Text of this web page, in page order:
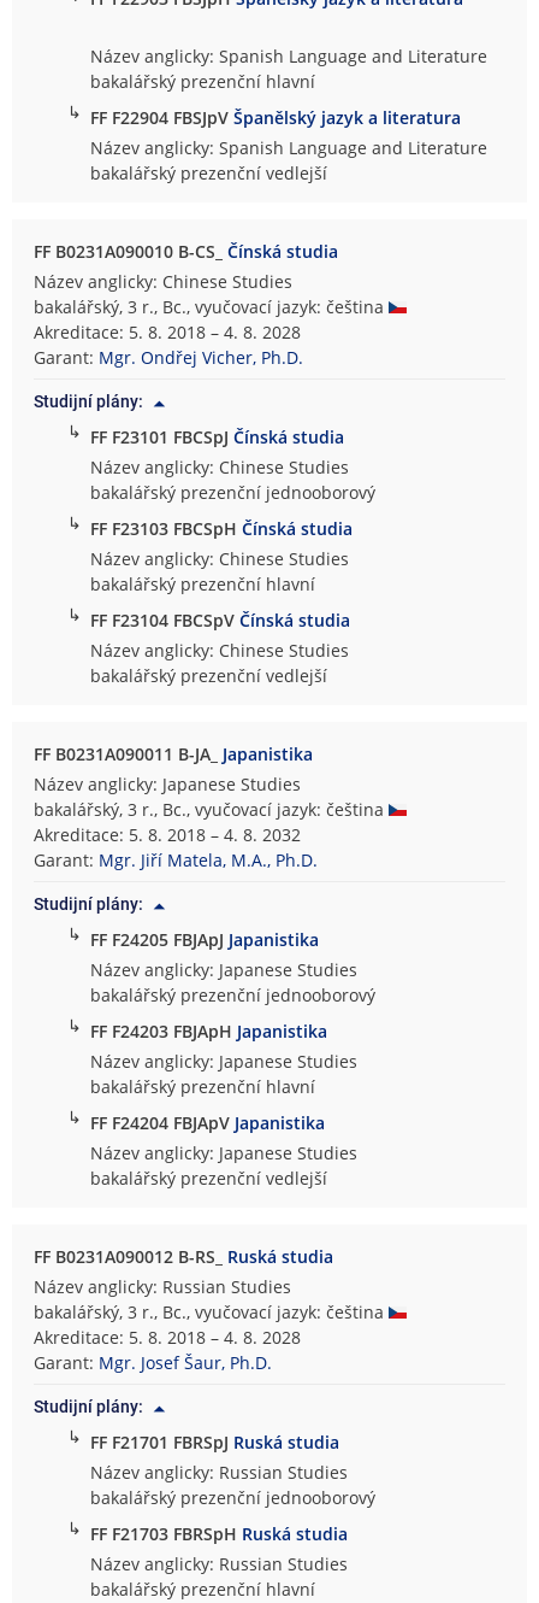
Název anglicky: Spanish Language and Literature
bakalářský prezenční hlavní
↳ FF F22904 FBSJpVŠpanělský jazyk a literatura
Název anglicky: Spanish Language and Literature
bakalářský prezenční vedlejší
FF B0231A090010 B-CS_Čínská studia
Název anglicky: Chinese Studies
bakalářský, 3 r., Bc., vyučovací jazyk: čeština
Akreditace: 5. 8. 2018 – 4. 8. 2028
Garant: Mgr. Ondřej Vicher, Ph.D.
Studijní plány:
↳ FF F23101 FBCSpJČínská studia
Název anglicky: Chinese Studies
bakalářský prezenční jednooborový
↳ FF F23103 FBCSpHČínská studia
Název anglicky: Chinese Studies
bakalářský prezenční hlavní
↳ FF F23104 FBCSpVČínská studia
Název anglicky: Chinese Studies
bakalářský prezenční vedlejší
FF B0231A090011 B-JA_ Japanistika
Název anglicky: Japanese Studies
bakalářský, 3 r., Bc., vyučovací jazyk: čeština
Akreditace: 5. 8. 2018 – 4. 8. 2032
Garant: Mgr. Jiří Matela, M.A., Ph.D.
Studijní plány:
↳ FF F24205 FBJApJ Japanistika
Název anglicky: Japanese Studies
bakalářský prezenční jednooborový
↳ FF F24203 FBJApH Japanistika
Název anglicky: Japanese Studies
bakalářský prezenční hlavní
↳ FF F24204 FBJApV Japanistika
Název anglicky: Japanese Studies
bakalářský prezenční vedlejší
FF B0231A090012 B-RS_ Ruská studia
Název anglicky: Russian Studies
bakalářský, 3 r., Bc., vyučovací jazyk: čeština
Akreditace: 5. 8. 2018 – 4. 8. 2028
Garant: Mgr. Josef Šaur, Ph.D.
Studijní plány:
↳ FF F21701 FBRSpJ Ruská studia
Název anglicky: Russian Studies
bakalářský prezenční jednooborový
↳ FF F21703 FBRSpH Ruská studia
Název anglicky: Russian Studies
bakalářský prezenční hlavní